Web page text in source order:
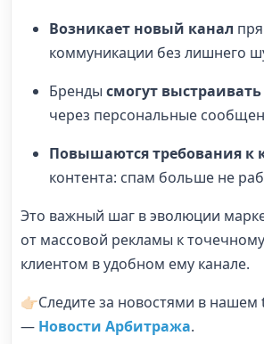
Возникает новый канал
коммуникации без лишнего
Бренды смогут
через персональные
Повышаются требования к
контента: спам больше не
Это важный шаг в эволюции
от массовой рекламы к
клиентом в удобном ему канале.
👉🏻Следите за новостями в
— Новости Арбитража.